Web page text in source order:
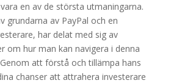
en av de största utmaningarna.
grundarna av PayPal och en
har delat med sig av
om hur man kan navigera i denna
att förstå och tillämpa hans
chanser att attrahera investerare